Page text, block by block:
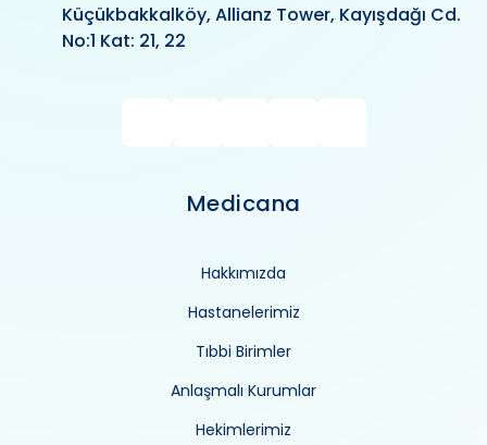
Küçükbakkalköy, Allianz Tower, Kayışdağı Cd.
No:1 Kat: 21, 22
Medicana
Hakkımızda
Hastanelerimiz
Tıbbi Birimler
Anlaşmalı Kurumlar
Hekimlerimiz